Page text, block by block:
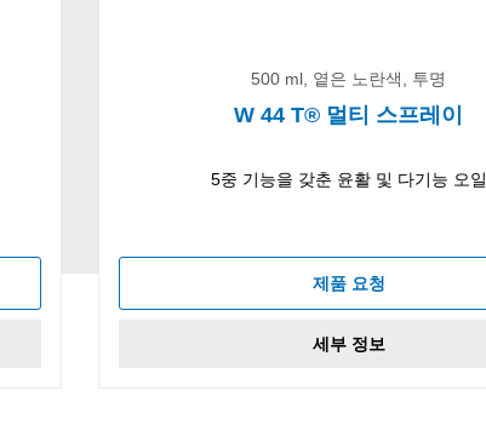
500 ml, 옅은 노란색, 투명
W 44 T® 멀티 스프레이
5중 기능을 갖춘 윤활 및 다기능 오일
제품 요청
세부 정보